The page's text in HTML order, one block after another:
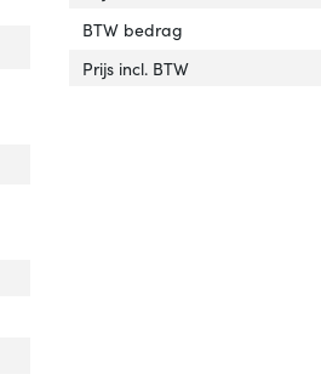
BTW bedrag
Prijs incl. BTW